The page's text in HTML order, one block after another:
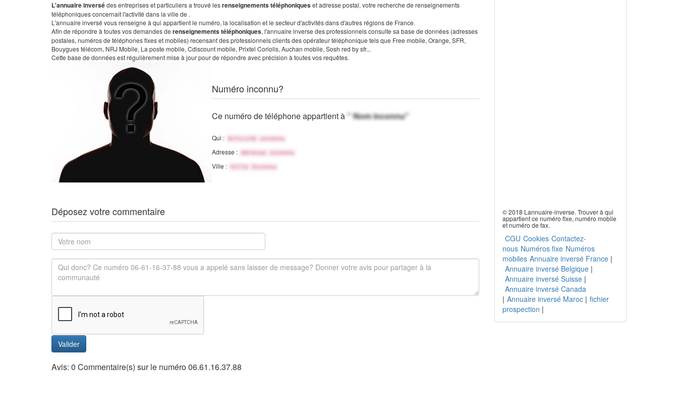
L'annuaire inversédes entreprises et particuliers a trouvé lesrenseignements téléphoniqueset adresse postal, votre recherche de renseignements
téléphoniques concernait l'activité dans la ville de .
L'annuaire inversé vous renseigne à qui appartient le numéro, la localisation et le secteur d'activités dans d'autres régions de France.
Afin de répondre à toutes vos demandes de renseignements téléphoniques, l'annuaire inverse des professionnels consulte sa base de données (adresses
postales, numéros de téléphones fixes et mobiles) recensant des professionnels clients des opérateur téléphonique tels que Free mobile, Orange, SFR,
Bouygues télécom, NRJ Mobile, La poste mobile, Cdiscount mobile, Prixtel Coriolis, Auchan mobile, Sosh red by sfr...
Cette base de données est régulièrement mise à jour pour de répondre avec précision à toutes vos requêtes.
Numéro inconnu?
Ce numéro de téléphone appartient à" Nom inconnu"
Qui : Activité inconnu
Adresse : Adresse inconnu
Ville : Ville Inconnu
Déposez votre commentaire
Valider
Avis: 0 Commentaire(s) sur le numéro 06.61.16.37.88
© 2018 Lannuaire-inverse. Trouver à qui
appartient ce numéro fixe, numéro mobile
et numéro de fax.
CGU Cookies Contactez-
nous Numéros fixe Numéros
mobiles Annuaire inversé France|
Annuaire inversé Belgique|
Annuaire inversé Suisse|
Annuaire inversé Canada
| Annuaire inversé Maroc| fichier
prospection |